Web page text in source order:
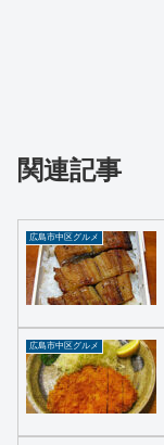
関連記事
広島市中区グルメ
広島市中区グルメ